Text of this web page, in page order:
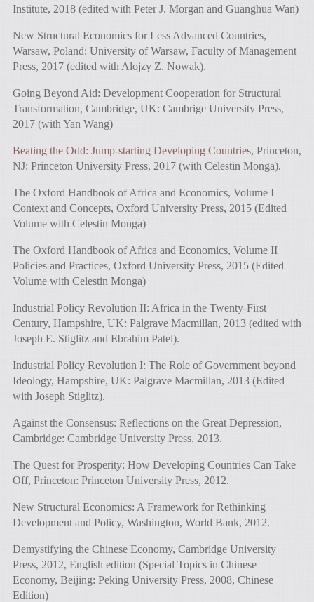
Institute, 2018 (edited with Peter J. Morgan and Guanghua Wan)
New Structural Economics for Less Advanced Countries,
Warsaw, Poland: University of Warsaw, Faculty of Management
Press, 2017 (edited with Alojzy Z. Nowak).
Going Beyond Aid: Development Cooperation for Structural
Transformation, Cambridge, UK: Cambrige University Press,
2017 (with Yan Wang)
Beating the Odd: Jump-starting Developing Countries, Princeton,
NJ: Princeton University Press, 2017 (with Celestin Monga).
The Oxford Handbook of Africa and Economics, Volume I
Context and Concepts, Oxford University Press, 2015 (Edited
Volume with Celestin Monga)
The Oxford Handbook of Africa and Economics, Volume II
Policies and Practices, Oxford University Press, 2015 (Edited
Volume with Celestin Monga)
Industrial Policy Revolution II: Africa in the Twenty-First
Century, Hampshire, UK: Palgrave Macmillan, 2013 (edited with
Joseph E. Stiglitz and Ebrahim Patel).
Industrial Policy Revolution I: The Role of Government beyond
Ideology, Hampshire, UK: Palgrave Macmillan, 2013 (Edited
with Joseph Stiglitz).
Against the Consensus: Reflections on the Great Depression,
Cambridge: Cambridge University Press, 2013.
The Quest for Prosperity: How Developing Countries Can Take
Off, Princeton: Princeton University Press, 2012.
New Structural Economics: A Framework for Rethinking
Development and Policy, Washington, World Bank, 2012.
Demystifying the Chinese Economy, Cambridge University
Press, 2012, English edition (Special Topics in Chinese
Economy, Beijing: Peking University Press, 2008, Chinese
Edition)